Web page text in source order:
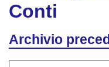
Conti
Archivio